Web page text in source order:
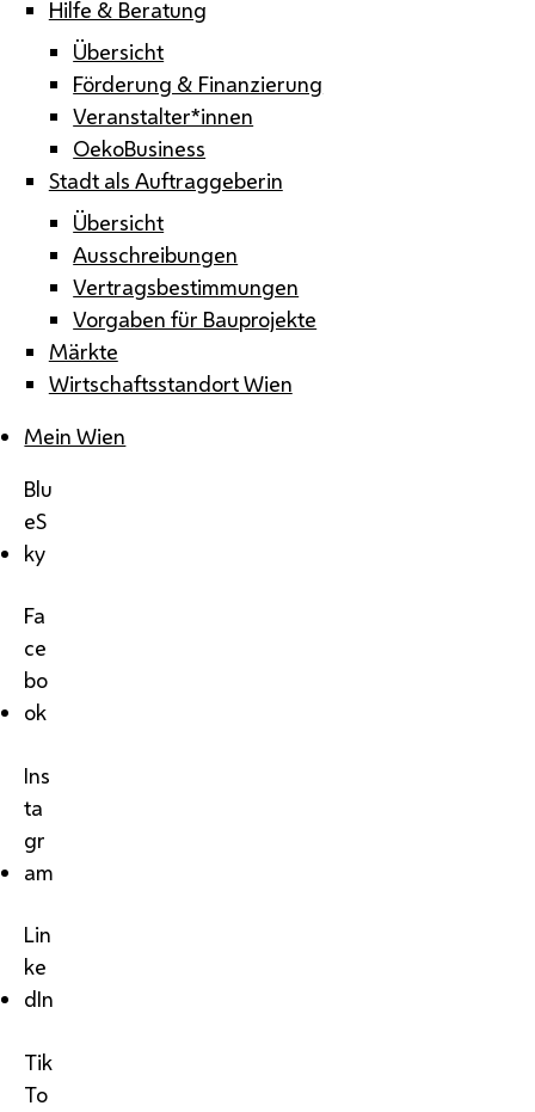
Hilfe & Beratung
Übersicht
Förderung & Finanzierung
Veranstalter*innen
OekoBusiness
Stadt als Auftraggeberin
Übersicht
Ausschreibungen
Vertragsbestimmungen
Vorgaben für Bauprojekte
Märkte
Wirtschaftsstandort Wien
Mein Wien
Blu
eS
ky
Fa
ce
bo
ok
Ins
ta
gr
am
Lin
ke
dIn
Tik
To